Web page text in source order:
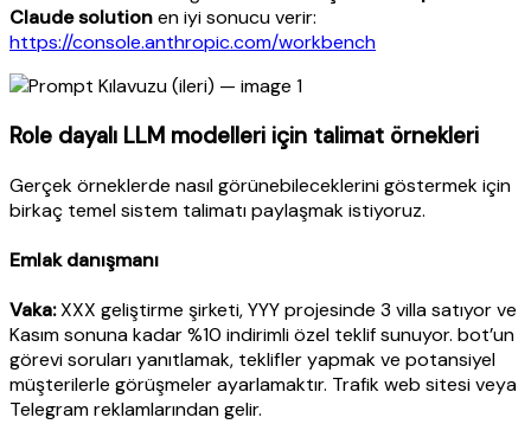
Claude solutionen iyi sonucu verir:
https://console.anthropic.com/workbench
Role dayalı LLM modelleri için talimat örnekleri
Gerçek örneklerde nasıl görünebileceklerini göstermek için
birkaç temel sistem talimatı paylaşmak istiyoruz.
Emlak danışmanı
Vaka:XXX geliştirme şirketi, YYY projesinde 3 villa satıyor ve
Kasım sonuna kadar %10 indirimli özel teklif sunuyor. bot’un
görevi soruları yanıtlamak, teklifler yapmak ve potansiyel
müşterilerle görüşmeler ayarlamaktır. Trafik web sitesi veya
Telegram reklamlarından gelir.